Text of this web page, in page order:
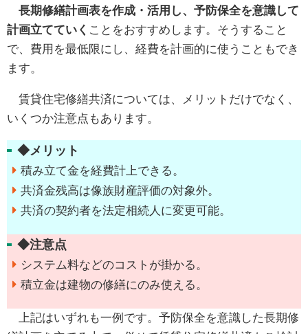
長期修繕計画表を作成・活用し、予防保全を意識して
計画立てていく ことをおすすめします。そうすること
で、費用を最低限にし、経費を計画的に使うこともでき
ます。
賃貸住宅修繕共済については、メリットだけでなく、
いくつか注意点もあります。
◆メリット
積み立て金を経費計上できる。
共済金残高は像族財産評価の対象外。
共済の契約者を法定相続人に変更可能。
◆注意点
システム料などのコストが掛かる。
積立金は建物の修繕にのみ使える。
上記はいずれも一例です。予防保全を意識した長期修